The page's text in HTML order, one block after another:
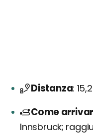
Distanza
Come
Innsbruck;